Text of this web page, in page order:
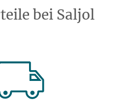
bei Saljol